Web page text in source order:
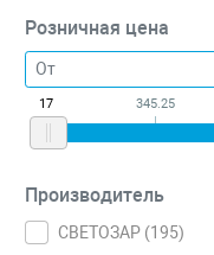
Розничная цена
17 345.25
Производитель
СВЕТОЗАР (195)